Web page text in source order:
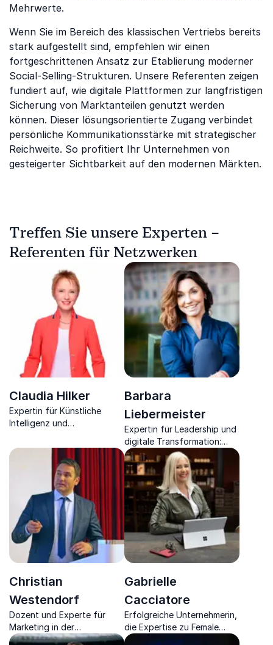
Mehrwerte.
Wenn Sie im Bereich des klassischen Vertriebs bereits
stark aufgestellt sind, empfehlen wir einen
fortgeschrittenen Ansatz zur Etablierung moderner
Social-Selling-Strukturen. Unsere Referenten zeigen
fundiert auf, wie digitale Plattformen zur langfristigen
Sicherung von Marktanteilen genutzt werden
können. Dieser lösungsorientierte Zugang verbindet
persönliche Kommunikationsstärke mit strategischer
Reichweite. So profitiert Ihr Unternehmen von
gesteigerter Sichtbarkeit auf den modernen Märkten.
Treffen Sie unsere Experten –
Referenten für Netzwerken
Claudia Hilker
Expertin für Künstliche
Intelligenz und
tiefgreifende Einblicke und
innovative Strategien für
Unternehmen.
Barbara
Liebermeister
Expertin für Leadership und
digitale Transformation:
Wegbereiterin für die
Arbeitswelt der Zukunft
Christian
Westendorf
Dozent und Experte für
Marketing in der
Gesundheitsbranche,
Gabrielle
Cacciatore
Erfolgreiche Unternehmerin,
die Expertise zu Female
Founders, Mindset und